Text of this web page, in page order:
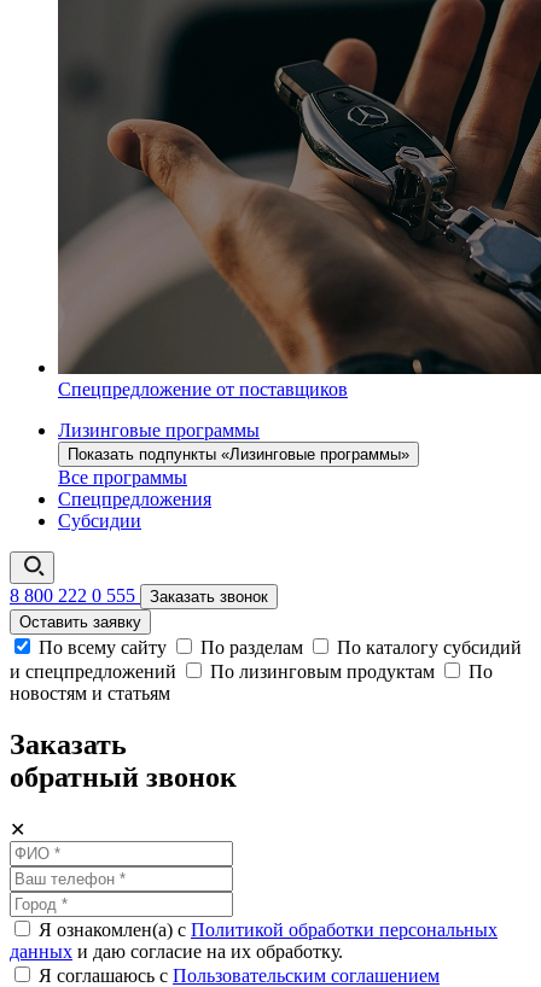
Спецпредложение от поставщиков
Лизинговые программы
Показать подпункты «Лизинговые программы»
Все программы
Спецпредложения
Субсидии
8 800 222 0 555
Заказать звонок
Оставить заявку
По всему сайту По разделам
По каталогу субсидий
и спецпредложений
По лизинговым продуктам
По
новостям и статьям
Заказать
обратный звонок
✕
Я ознакомлен(а) с Политикой обработки персональных
данных и даю согласие на их обработку.
Я соглашаюсь c Пользовательским соглашением